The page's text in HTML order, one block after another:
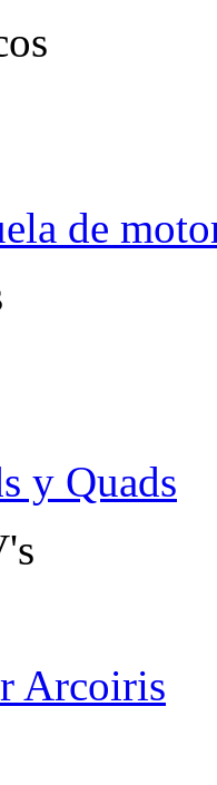
de
y Quads
Arcoiris